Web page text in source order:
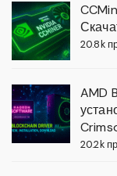
20.8k
AMD
20.2k